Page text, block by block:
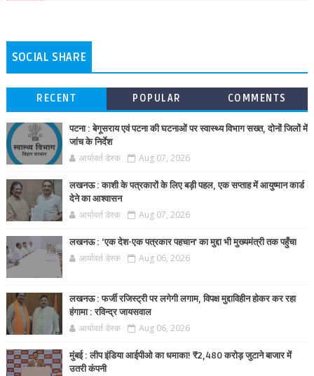
SOCIAL SHARE
RECENT POPULAR COMMENTS
पटना : बेगूसराय एवं पटना की घटनाओं पर स्वास्थ्य विभाग सख्त, दोनों जिलों में
जांच के निर्देश
आर्यावर्त डेस्क Aug 07, 2026
लखनऊ : काशी के पत्रकारों के लिए बड़ी पहल, एक सप्ताह में आयुष्मान कार्ड
देने का आश्वासन
आर्यावर्त डेस्क Aug 07, 2026
लखनऊ : ‘एक देश-एक पत्रकार पहचान’ का मुद्दा भी मुख्यमंत्री तक पहुँचा
आर्यावर्त डेस्क Aug 06, 2026
लखनऊ : फर्जी रजिस्ट्री पर लगेगी लगाम, विपक्ष मुद्दाविहीन होकर कर रहा
हंगामा : रविन्द्र जायसवाल
आर्यावर्त डेस्क Aug 06, 2026
मुंबई : लीप इंडिया आईपीओ का धमाका! ₹2,480 करोड़ जुटाने बाजार में
उतरी कंपनी